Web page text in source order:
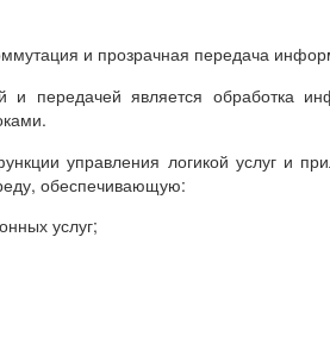
и прозрачная передача
и передачей является обработка
управления логикой услуг и
обеспечивающую:
услуг;